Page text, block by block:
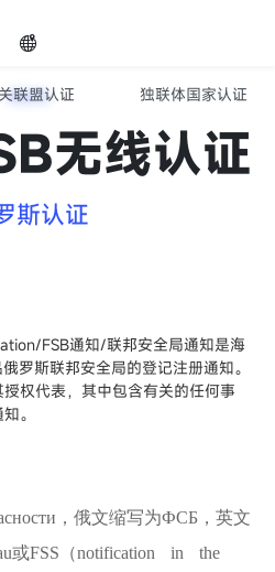
语种
证服务
联盟认证 独联体国家认证
无线认证
斯认证
FSB通知/联邦安全局通知是海
罗斯联邦安全局的登记注册通知。
权代表，其中包含有关的任何事
。
，俄文缩写为ФСБ，英文
或FSS（notification in the